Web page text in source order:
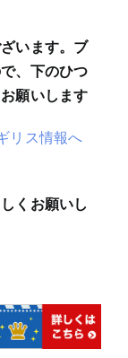
います。ブ
、下のひつ
願いします
くお願いし